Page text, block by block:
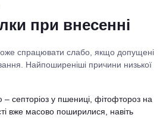
при внесенні
спрацювати слабо, якщо допущені
Найпоширеніші причини низької
– септоріоз у пшениці, фітофтороз на
вже масово поширилися, навіть